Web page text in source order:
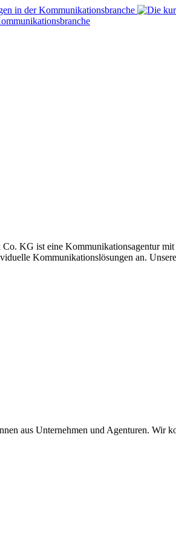
KG ist eine Kommunikationsagentur
Kommunikationslösungen an.
aus Unternehmen und Agenturen. Wir